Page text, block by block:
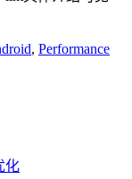
, Performance
化